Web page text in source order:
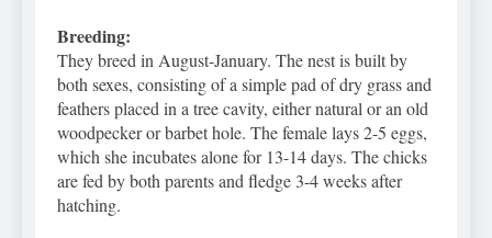
Breeding:
They breed in August-January. The nest is built by
both sexes, consisting of a simple pad of dry grass and
feathers placed in a tree cavity, either natural or an old
woodpecker or barbet hole. The female lays 2-5 eggs,
which she incubates alone for 13-14 days. The chicks
are fed by both parents and fledge 3-4 weeks after
hatching.